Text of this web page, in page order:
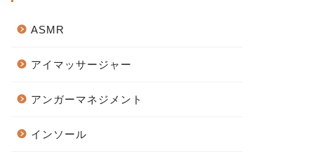
ASMR
アイマッサージャー
アンガーマネジメント
インソール